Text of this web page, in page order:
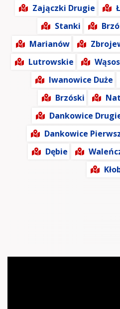
Zajączki Drugie
Stanki
Marianów
Lutrowskie
Iwanowice Duże
Brzóski
Dankowice
Dankowice
Dębie